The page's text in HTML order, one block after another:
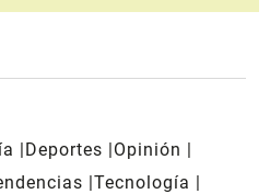
Deportes
Opinión
Tecnología